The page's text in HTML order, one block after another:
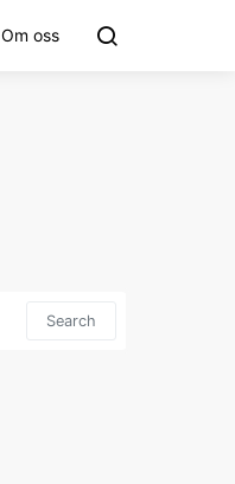
Om oss
Search